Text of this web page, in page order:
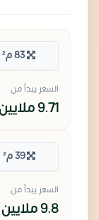
83 م²
السعر يبدأ من
9.71 ملايين
39 م²
السعر يبدأ من
9.8 ملايين